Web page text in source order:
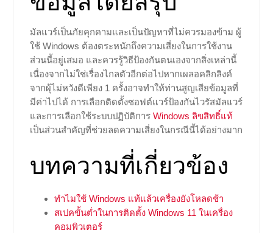
มัลแวร์เป็นภัยคุกคามและเป็นปัญหาที่ไม่ควรมองข้าม ผู้
ใช้ Windows ต้องตระหนักถึงความเสี่ยงในการใช้งาน
ส่วนนี้อยู่เสมอ และควรรู้วิธีป้องกันตนเองจากสิ่งเหล่านี้
เนื่องจากไม่ใช่เรื่องไกลตัวอีกต่อไปหากเผลอคลิกลิงค์
จากผุ้ไม่หวังดีเพียง 1 ครั้งอาจทำให้ท่านสูญเสียข้อมูลที่
มีค่าไปได้ การเลือกติดตั้งซอฟต์แวร์ป้องกันไวรัสมัลแวร์
และการเลือกใช้ระบบปฏิบัติการ Windows ลิขสิทธิ์แท้
เป็นส่วนสำคัญที่ช่วยลดความเสี่ยงในกรณีนี้ได้อย่างมาก
บทความที่เกี่ยวข้อง
ทำไมใช้ Windows แท้แล้วเครื่องยังโหลดช้า
สเปคขั้นต่ำในการติดตั้ง Windows 11 ในเครื่อง
คอมพิวเตอร์